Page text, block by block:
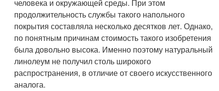
человека и окружающей среды. При этом
продолжительность службы такого напольного
покрытия составляла несколько десятков лет. Однако,
по понятным причинам стоимость такого изобретения
была довольно высока. Именно поэтому натуральный
линолеум не получил столь широкого
распространения, в отличие от своего искусственного
аналога.